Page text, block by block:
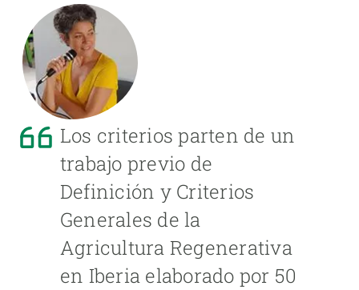
Los criterios parten de un
trabajo previo de
Definición y Criterios
Generales de la
Agricultura Regenerativa
en Iberia elaborado por 50